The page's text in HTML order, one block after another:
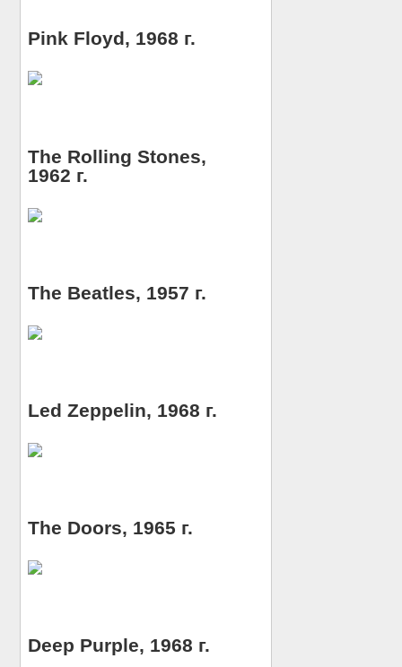
Pink Floyd, 1968 г.
The Rolling Stones,
1962 г.
The Beatles, 1957 г.
Led Zeppelin, 1968 г.
The Doors, 1965 г.
Deep Purple, 1968 г.